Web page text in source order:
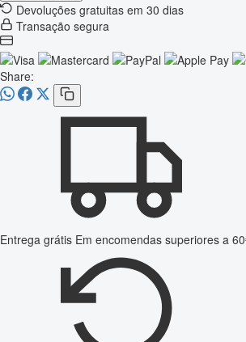
Devoluções gratuitas em 30 dias
Transação segura
Share:
Entrega grátis Em encomendas superiores a